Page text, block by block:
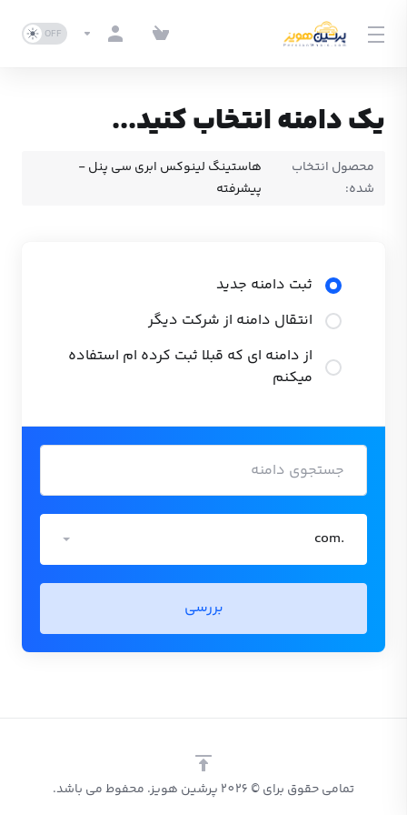
یک دامنه انتخاب کنید...
محصول انتخاب
شده:
هاستینگ لینوکس ابری سی پنل -
پیشرفته
ثبت دامنه جدید
انتقال دامنه از شرکت دیگر
از دامنه ای که قبلا ثبت کرده ام استفاده
میکنم
.com
بررسی
تمامی حقوق برای © 2026 پرشین هویز. محفوط می باشد.